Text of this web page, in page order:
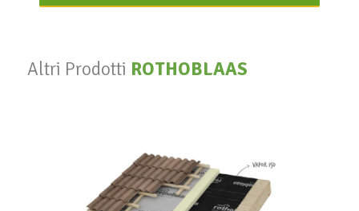
Altri Prodotti ROTHOBLAAS
Vapor 140
ROTHOBLAAS